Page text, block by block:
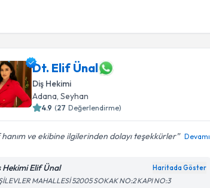
Dt. Elif Ünal
Diş Hekimi
Adana , Seyhan
4.9 (27 Değerlendirme)
hanım ve ekibine ilgilerinden dolayı teşekkürler Devamı
Hekimi Elif Ünal Haritada Göster
MAHALLESİ 52005 SOKAK NO:2 KAPI NO:3